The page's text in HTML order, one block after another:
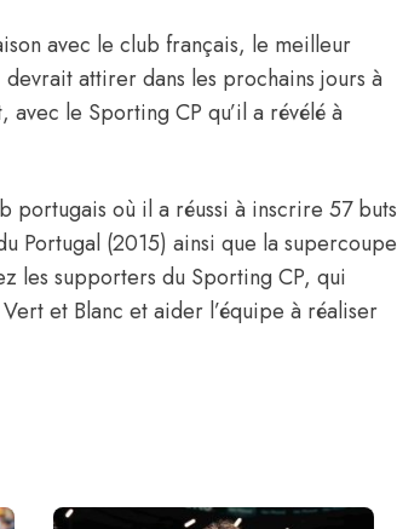
avec le club français, le meilleur
attirer dans les prochains jours à
le Sporting CP qu’il a révélé à
portugais où il a réussi à inscrire 57 buts
Portugal (2015) ainsi que la supercoupe
les supporters du Sporting CP, qui
et Blanc et aider l’équipe à réaliser